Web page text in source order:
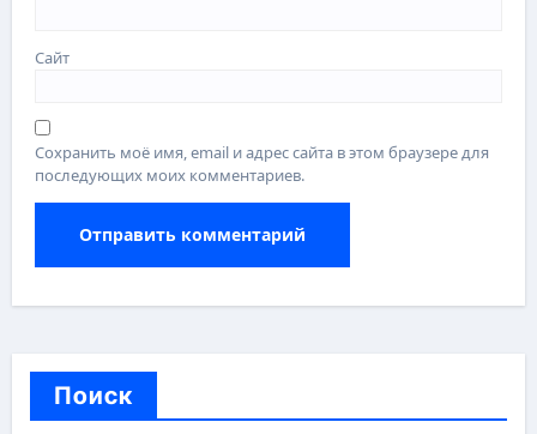
Сайт
Сохранить моё имя, email и адрес сайта в этом браузере для
последующих моих комментариев.
Поиск